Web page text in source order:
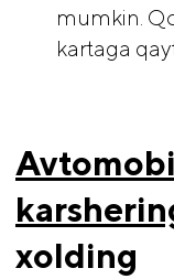
mumkin.
kartaga
xolding